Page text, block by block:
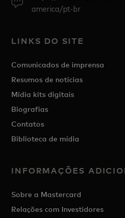
america/pt-br
LINKS DO SITE
Comunicados de imprensa
Resumos de notícias
Mídia kits digitais
Biografias
Contatos
Biblioteca de mídia
INFORMAÇÕES
Sobre a Mastercard
Relações com Investidores